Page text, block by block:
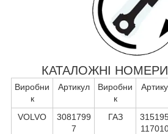
КАТАЛОЖНІ
Виробни
к
Артикул
Виробни
к
VOLVO
3081799
7
ГАЗ